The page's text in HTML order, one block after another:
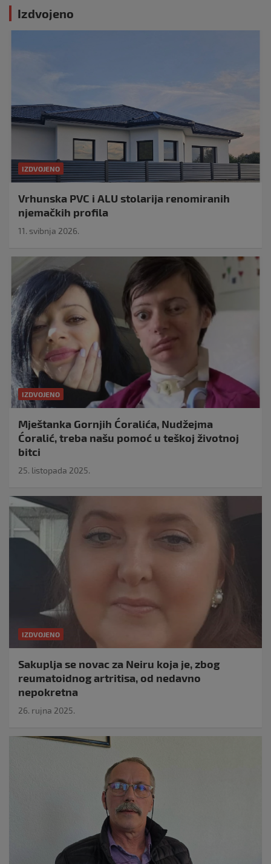
Izdvojeno
IZDVOJENO
Vrhunska PVC i ALU stolarija renomiranih
njemačkih profila
11. svibnja 2026.
IZDVOJENO
Mještanka Gornjih Ćoralića, Nudžejma
Ćoralić, treba našu pomoć u teškoj životnoj
bitci
25. listopada 2025.
IZDVOJENO
Sakuplja se novac za Neiru koja je, zbog
reumatoidnog artritisa, od nedavno
nepokretna
26. rujna 2025.